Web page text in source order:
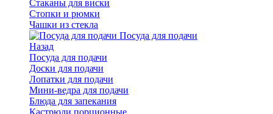
Стаканы для виски
Стопки и рюмки
Чашки из стекла
Посуда для подачи
Назад
Посуда для подачи
Доски для подачи
Лопатки для подачи
Мини-ведра для подачи
Блюда для запекания
Кастрюли порционные